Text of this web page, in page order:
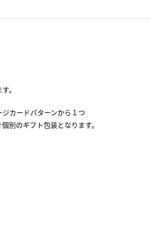
。
カードパターンから１つ
別のギフト包装となります。